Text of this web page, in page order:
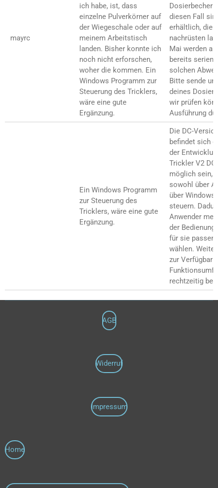
mayrc
ich habe, ist, dass
einzelne Pulverkörner auf
der Wiegeschale oder auf
meinem Arbeitstisch
landen. Bisher konnte ich
noch nicht erforschen,
woher die kommen. Ein
Windows Programm zur
Steuerung des Tricklers,
wäre eine gute
Ergänzung.
Dosierbecher
diesen Fall
erhältlich, die
nachrüsten
Mai werden
bereits
solchen
Bitte sende
deines
wir prüfen
Ausführung
Ein Windows Programm
zur Steuerung des
Tricklers, wäre eine gute
Ergänzung.
Die DC-
befindet sich
der
Trickler V2
möglich sein,
sowohl über
über
steuern.
Anwender
der Bedienung
für sie
wählen.
zur
rechtzeitig
AGB
Widerruf
Impressum
Home